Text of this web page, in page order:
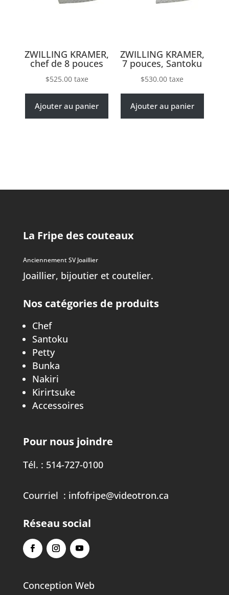
ZWILLING KRAMER,
chef de 8 pouces
$525.00 taxe
Ajouter au panier
ZWILLING KRAMER,
7 pouces, Santoku
$530.00 taxe
Ajouter au panier
La Fripe des couteaux
Anciennement SV Joaillier
Joaillier, bijoutier et coutelier.
Nos catégories de produits
Chef
Santoku
Petty
Bunka
Nakiri
Kirirtsuke
Accessoires
Pour nous joindre
Tél. : 514-727-0100
Courriel : infofripe@videotron.ca
Réseau social
Conception Web